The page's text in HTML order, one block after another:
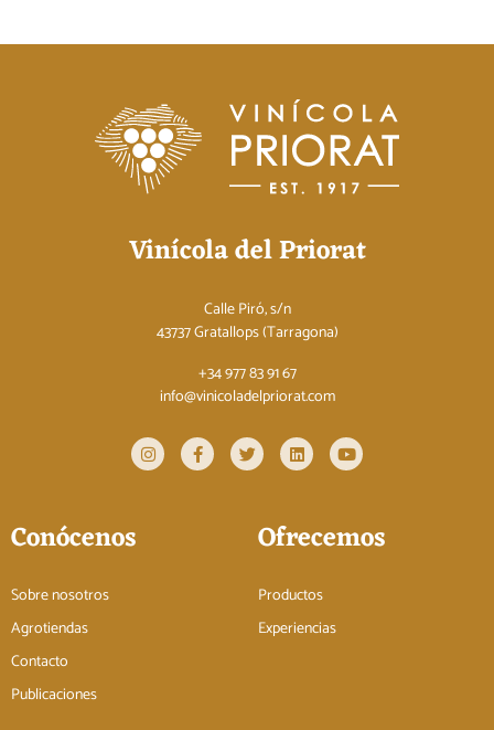
Vinícola del Priorat
Calle Piró, s/n
43737 Gratallops (Tarragona)
+34 977 83 91 67
info@vinicoladelpriorat.com
Conócenos
Sobre nosotros
Agrotiendas
Contacto
Publicaciones
Ofrecemos
Productos
Experiencias